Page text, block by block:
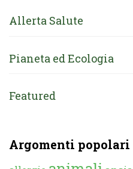
Allerta Salute
Pianeta ed Ecologia
Featured
Argomenti popolari